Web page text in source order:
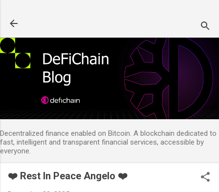
Decentralized finance enabled on Bitcoin. A blockchain dedicated to
fast, intelligent and transparent financial services, accessible by
everyone.
❤️ Rest In Peace Angelo ❤️